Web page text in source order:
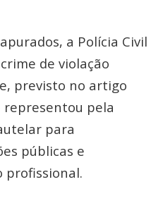
a Polícia Civil
de violação
previsto no artigo
representou pela
para
públicas e
profissional.